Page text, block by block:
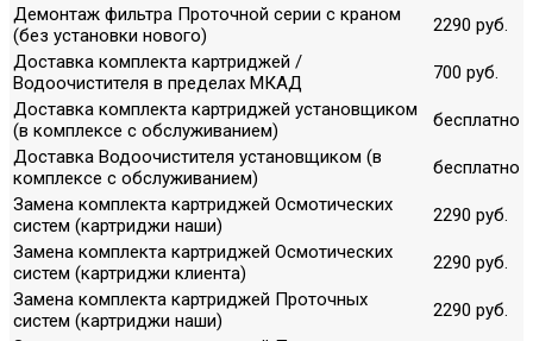
Демонтаж фильтра Проточной серии с краном
(без установки нового)
2290 руб.
Доставка комплекта картриджей /
Водоочистителя в пределах МКАД
700 руб.
Доставка комплекта картриджей установщиком
(в комплексе с обслуживанием)
бесплатно
Доставка Водоочистителя установщиком (в
комплексе с обслуживанием)
бесплатно
Замена комплекта картриджей Осмотических
систем (картриджи наши)
2290 руб.
Замена комплекта картриджей Осмотических
систем (картриджи клиента)
2290 руб.
Замена комплекта картриджей Проточных
систем (картриджи наши)
2290 руб.